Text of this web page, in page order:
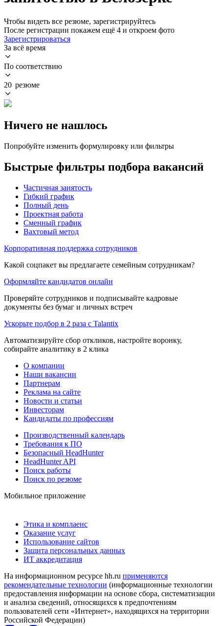
Чтобы видеть все резюме, зарегистрируйтесь
После регистрации покажем ещё 4 и откроем фото
Зарегистрироваться
За всё время
По соответствию
20 резюме
Ничего не нашлось
Попробуйте изменить формулировку или фильтры
Быстрые фильтры подбора вакансий
Частичная занятость
Гибкий график
Полный день
Проектная работа
Сменный график
Вахтовый метод
Корпоративная поддержка сотрудников
Какой соцпакет вы предлагаете семейным сотрудникам?
Оформляйте кандидатов онлайн
Проверяйте сотрудников и подписывайте кадровые
документы без бумаг и личных встреч
Ускорьте подбор в 2 раза с Talantix
Автоматизируйте сбор откликов, настройте воронку,
собирайте аналитику в 2 клика
О компании
Наши вакансии
Партнерам
Реклама на сайте
Новости и статьи
Инвесторам
Кандидаты по профессиям
Производственный календарь
Требования к ПО
Безопасный HeadHunter
HeadHunter API
Поиск работы
Поиск по резюме
Мобильное приложение
Этика и комплаенс
Оказание услуг
Использование сайтов
Защита персональных данных
ИТ аккредитация
На информационном ресурсе hh.ru применяются
рекомендательные технологии (информационные технологии
предоставления информации на основе сбора, систематизации
и анализа сведений, относящихся к предпочтениям
пользователей сети «Интернет», находящихся на территории
Российской Федерации)